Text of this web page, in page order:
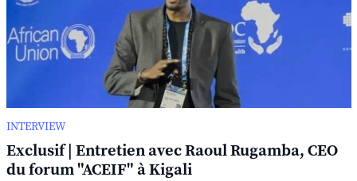
INTERVIEW
Exclusif | Entretien avec Raoul Rugamba, CEO
du forum "ACEIF" à Kigali